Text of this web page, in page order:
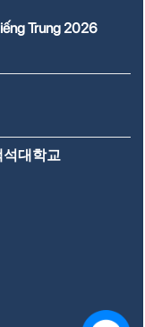
Trung 2026
석대학교